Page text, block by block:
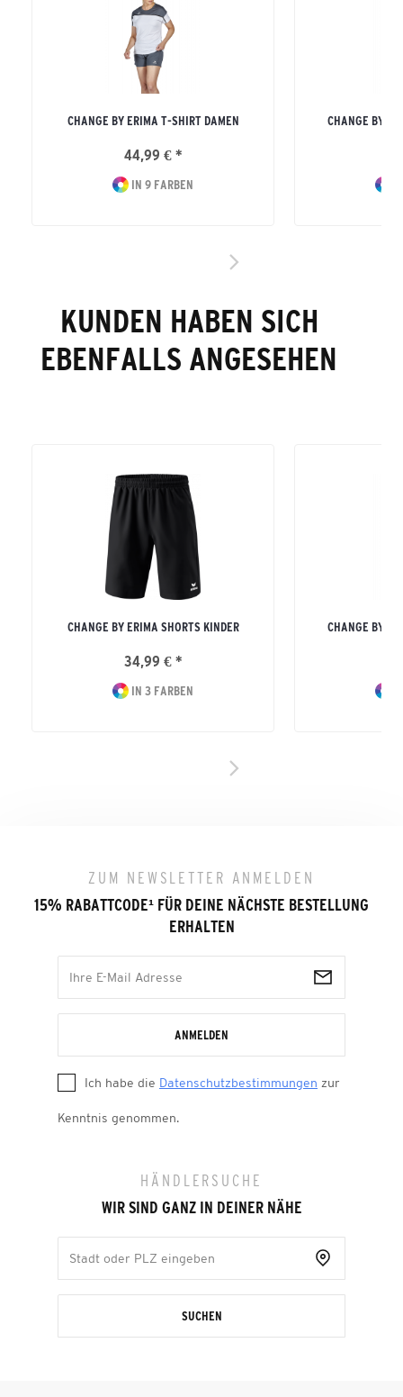
CHANGE BY ERIMA T-SHIRT DAMEN
44,99 € *
IN 9 FARBEN
CHANGE BY
KUNDEN HABEN SICH
EBENFALLS ANGESEHEN
CHANGE BY ERIMA SHORTS KINDER
34,99 € *
IN 3 FARBEN
CHANGE BY
ZUM NEWSLETTER ANMELDEN
15% RABATTCODE¹ FÜR DEINE NÄCHSTE BESTELLUNG
ERHALTEN
ANMELDEN
Ich habe die Datenschutzbestimmungen zur
Kenntnis genommen.
HÄNDLERSUCHE
WIR SIND GANZ IN DEINER NÄHE
SUCHEN